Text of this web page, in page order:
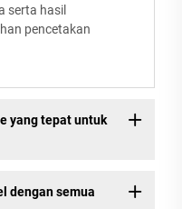
serta hasil
pencetakan
yang tepat untuk
dengan semua